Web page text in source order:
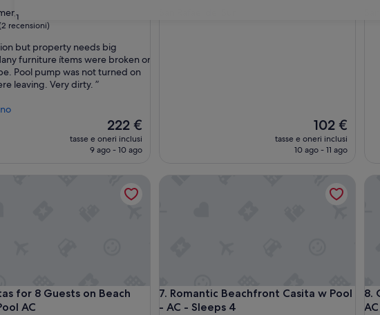
31
recensioni)
but property needs big
furniture ítems were broken or
Pool pump was not turned on
leaving. Very dirty. ”
Il
prezzo
attuale
222 €
tasse e oneri inclusi
9 ago - 10 ago
Il
prezzo
attuale
102 €
tasse e oneri inclusi
10 ago - 11 ago
Poolfor 8 Guests on Beach
AC
8 Guests on Beach Front w Pool AC7. Romantic Beachfront Casita w Pool
- AC - Sleeps 4
Romantic Beachfront Casita w Pool - AC -8.